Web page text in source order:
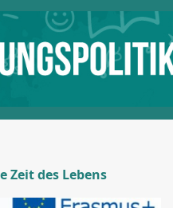
Zeit des Lebens